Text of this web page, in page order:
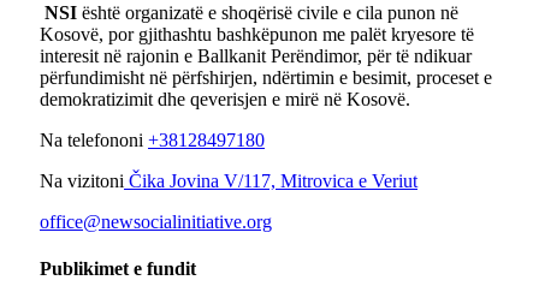
NSI është organizatë e shoqërisë civile e cila punon në
Kosovë, por gjithashtu bashkëpunon me palët kryesore të
interesit në rajonin e Ballkanit Perëndimor, për të ndikuar
përfundimisht në përfshirjen, ndërtimin e besimit, proceset e
demokratizimit dhe qeverisjen e mirë në Kosovë.
Na telefononi +38128497180
Na vizitoni Čika Jovina V/117, Mitrovica e Veriut
office@newsocialinitiative.org
Publikimet e fundit